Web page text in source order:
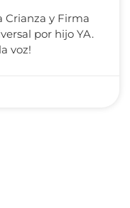
Crianza y Firma
por hijo YA.
voz!